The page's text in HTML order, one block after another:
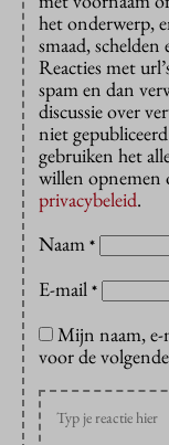
het onderwerp,
smaad,
Reacties met
spam en dan
discussie over
niet
gebruiken het
willen opnemen
privacybeleid.
Naam *
E-mail *
Mijn naam, e-
voor de